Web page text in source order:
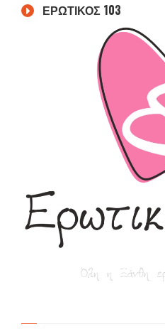
ΕΡΩΤΙΚΟΣ 103